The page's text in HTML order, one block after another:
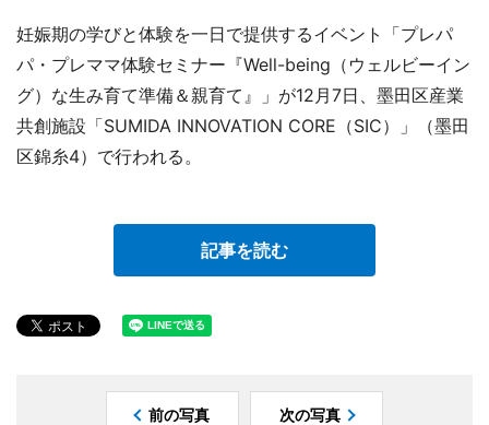
妊娠期の学びと体験を一日で提供するイベント「プレパ
パ・プレママ体験セミナー『Well-being（ウェルビーイン
グ）な生み育て準備＆親育て』」が12月7日、墨田区産業
共創施設「SUMIDA INNOVATION CORE（SIC）」（墨田
区錦糸4）で行われる。
記事を読む
前の写真 次の写真